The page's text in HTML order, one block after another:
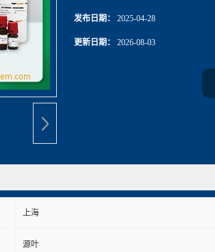
发布日期： 2025-04-28
更新日期： 2026-08-03
上海
源叶